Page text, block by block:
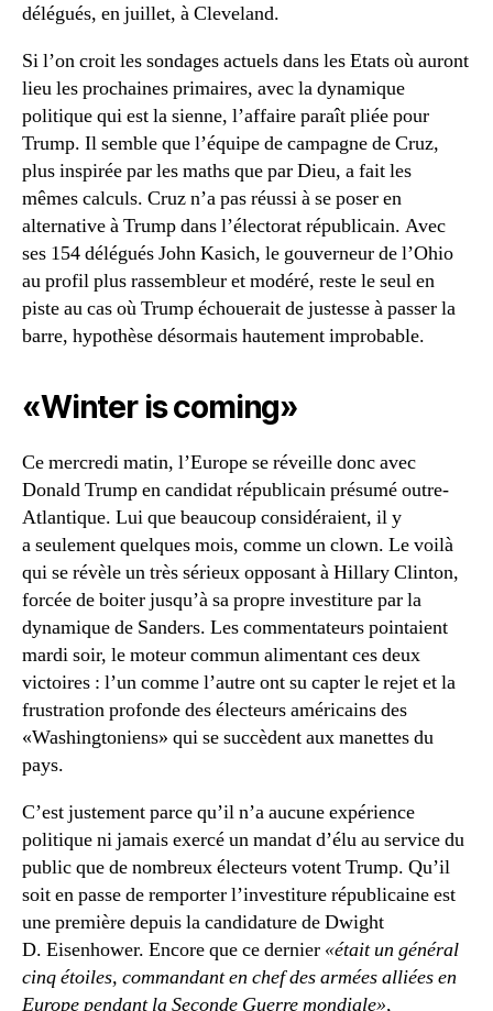
délégués, en juillet, à Cleveland.
Si l’on croit les sondages actuels dans les Etats où auront
lieu les prochaines primaires, avec la dynamique
politique qui est la sienne, l’affaire paraît pliée pour
Trump. Il semble que l’équipe de campagne de Cruz,
plus inspirée par les maths que par Dieu, a fait les
mêmes calculs. Cruz n’a pas réussi à se poser en
alternative à Trump dans l’électorat républicain. Avec
ses 154 délégués John Kasich, le gouverneur de l’Ohio
au profil plus rassembleur et modéré, reste le seul en
piste au cas où Trump échouerait de justesse à passer la
barre, hypothèse désormais hautement improbable.
«Winter is coming»
Ce mercredi matin, l’Europe se réveille donc avec
Donald Trump en candidat républicain présumé outre-
Atlantique. Lui que beaucoup considéraient, il y
a seulement quelques mois, comme un clown. Le voilà
qui se révèle un très sérieux opposant à Hillary Clinton,
forcée de boiter jusqu’à sa propre investiture par la
dynamique de Sanders. Les commentateurs pointaient
mardi soir, le moteur commun alimentant ces deux
victoires : l’un comme l’autre ont su capter le rejet et la
frustration profonde des électeurs américains des
«Washingtoniens» qui se succèdent aux manettes du
pays.
C’est justement parce qu’il n’a aucune expérience
politique ni jamais exercé un mandat d’élu au service du
public que de nombreux électeurs votent Trump. Qu’il
soit en passe de remporter l’investiture républicaine est
une première depuis la candidature de Dwight
D. Eisenhower. Encore que ce dernier «était un général
cinq étoiles, commandant en chef des armées alliées en
Europe pendant la Seconde Guerre mondiale»,